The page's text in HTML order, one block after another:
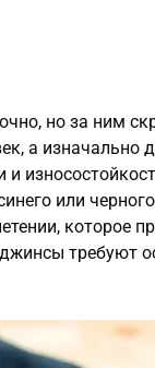
но за ним
а изначально
или
которое
требуют